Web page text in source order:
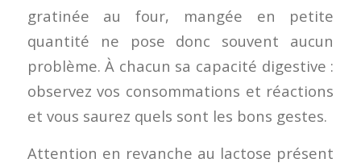
gratinée au four, mangée en petite
quantité ne pose donc souvent aucun
problème. À chacun sa capacité digestive :
observez vos consommations et réactions
et vous saurez quels sont les bons gestes.
Attention en revanche au lactose présent